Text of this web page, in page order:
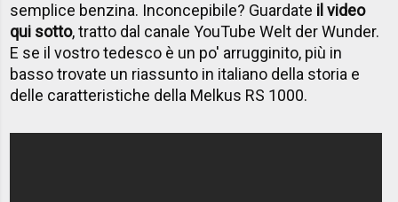
semplice benzina. Inconcepibile? Guardate il video
qui sotto, tratto dal canale YouTube Welt der Wunder.
E se il vostro tedesco è un po' arrugginito, più in
basso trovate un riassunto in italiano della storia e
delle caratteristiche della Melkus RS 1000.